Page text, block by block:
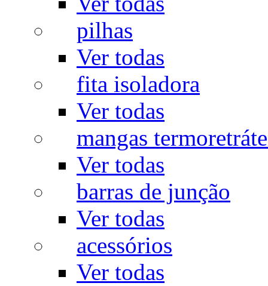
pilhas
Ver todas
fita isoladora
Ver todas
mangas
Ver todas
barras de junção
Ver todas
acessórios
Ver todas